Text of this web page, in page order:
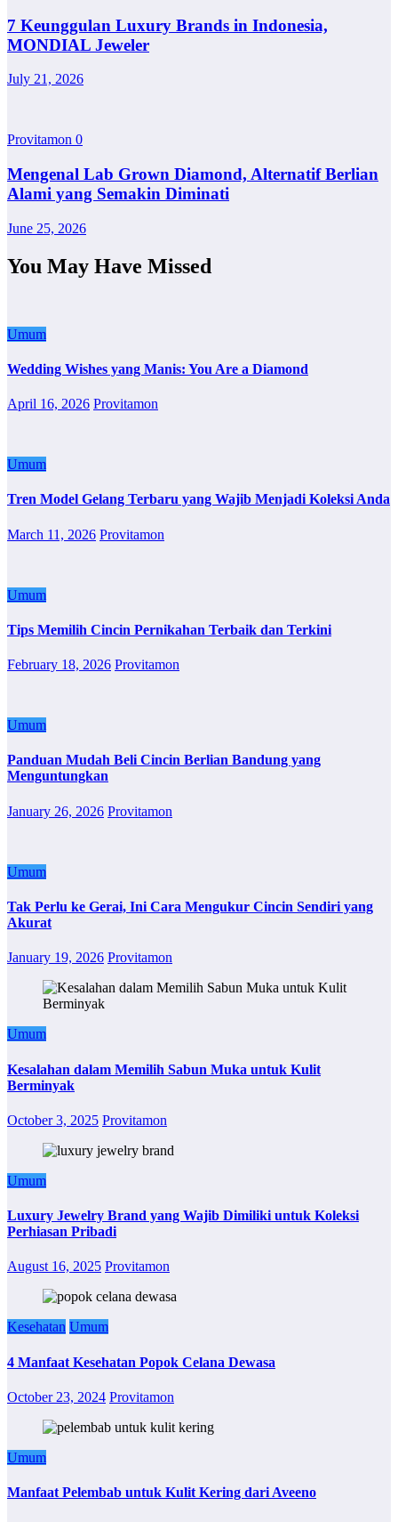
7 Keunggulan Luxury Brands in Indonesia,
MONDIAL Jeweler
July 21, 2026
Provitamon 0
Mengenal Lab Grown Diamond, Alternatif Berlian
Alami yang Semakin Diminati
June 25, 2026
You May Have Missed
Umum
Wedding Wishes yang Manis: You Are a Diamond
April 16, 2026 Provitamon
Umum
Tren Model Gelang Terbaru yang Wajib Menjadi Koleksi Anda
March 11, 2026 Provitamon
Umum
Tips Memilih Cincin Pernikahan Terbaik dan Terkini
February 18, 2026 Provitamon
Umum
Panduan Mudah Beli Cincin Berlian Bandung yang
Menguntungkan
January 26, 2026 Provitamon
Umum
Tak Perlu ke Gerai, Ini Cara Mengukur Cincin Sendiri yang
Akurat
January 19, 2026 Provitamon
Umum
Kesalahan dalam Memilih Sabun Muka untuk Kulit
Berminyak
October 3, 2025 Provitamon
Umum
Luxury Jewelry Brand yang Wajib Dimiliki untuk Koleksi
Perhiasan Pribadi
August 16, 2025 Provitamon
Kesehatan Umum
4 Manfaat Kesehatan Popok Celana Dewasa
October 23, 2024 Provitamon
Umum
Manfaat Pelembab untuk Kulit Kering dari Aveeno